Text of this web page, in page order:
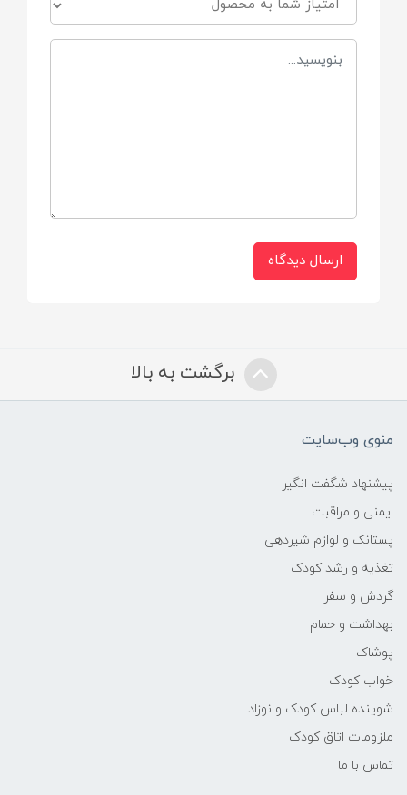
دارای موزیک ملایم و زیبا
ارسال دیدگاه
برگشت به بالا
منوی وب‌سایت
پیشنهاد شگفت انگیر
ایمنی و مراقبت
پستانک و لوازم شیردهی
تغذیه و رشد کودک
گردش و سفر
بهداشت و حمام
پوشاک
خواب کودک
شوینده لباس کودک و نوزاد
ملزومات اتاق کودک
تماس با ما